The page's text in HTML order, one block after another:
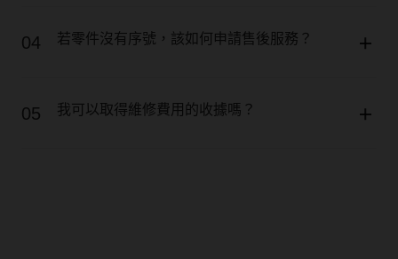
04 若零件沒有序號，該如何申請售後服務？
05 我可以取得維修費用的收據嗎？